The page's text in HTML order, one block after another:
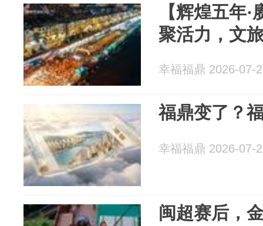
【辉煌五年
聚活力，文
幸福福鼎 2026-07-
福鼎变了？
幸福福鼎 2026-07-
闽超赛后，